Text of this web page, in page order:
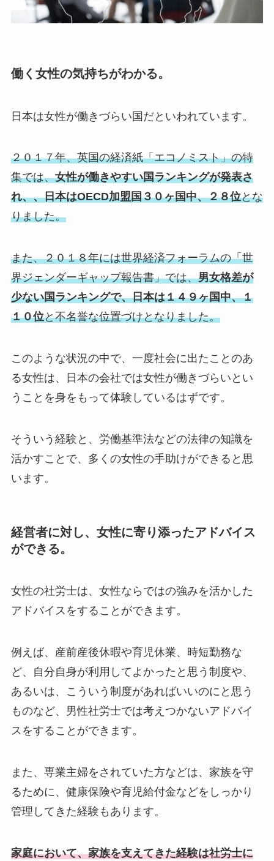
働く女性の気持ちがわかる。
日本は女性が働きづらい国だといわれています。
２０１７年、英国の経済紙「エコノミスト」の特
集では、女性が働きやすい国ランキングが発表さ
れ、、日本はOECD加盟国３０ヶ国中、２８位とな
りました。
また、２０１８年には世界経済フォーラムの「世
界ジェンダーギャップ報告書」では、男女格差が
少ない国ランキングで、日本は１４９ヶ国中、１
１０位と不名誉な位置づけとなりました。
このような状況の中で、一度社会に出たことのあ
る女性は、日本の会社では女性が働きづらいとい
うことを身をもって体験しているはずです。
そういう経験と、労働基準法などの法律の知識を
活かすことで、多くの女性の手助けができると思
います。
経営者に対し、女性に寄り添ったアドバイス
ができる。
女性の社労士は、女性ならではの強みを活かした
アドバイスをすることができます。
例えば、産前産後休暇や育児休業、時短勤務な
ど、自分自身が利用してよかったと思う制度や、
あるいは、こういう制度があればいいのにと思う
ものなど、男性社労士では考えつかないアドバイ
スをすることができます。
また、専業主婦をされていた方などは、家族を守
るために、健康保険や育児給付金などをしっかり
管理してきた経験もあります。
家庭において、家族を支えてきた経験は社労士に